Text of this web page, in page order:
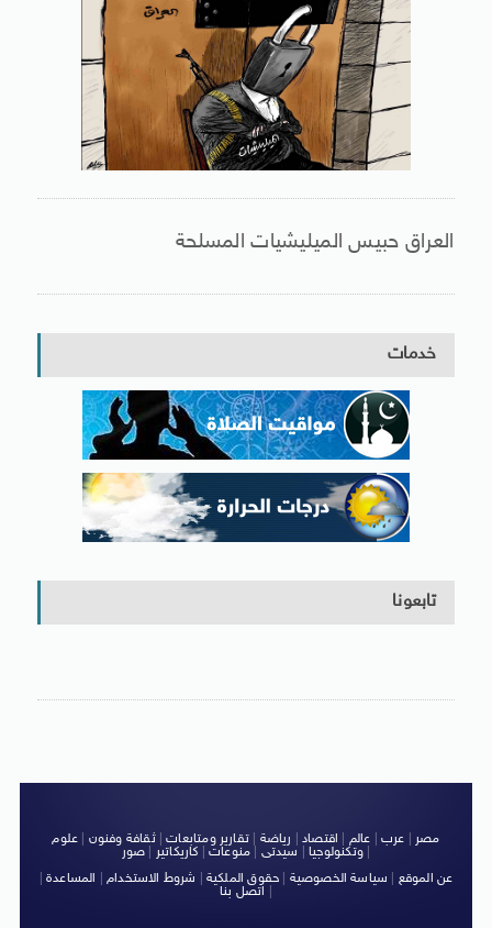
العراق حبيس الميليشيات المسلحة
خدمات
تابعونا
مصر عرب عالم اقتصاد رياضة |تقارير ومتابعات|ثقافة وفنون
علوم
وتكنولوجيا| سيدتى منوعات كاريكاتير صور
|
عن الموقع
سياسة الخصوصية حقوق الملكية شروط الاستخدام| المساعدة|
اتصل بنا